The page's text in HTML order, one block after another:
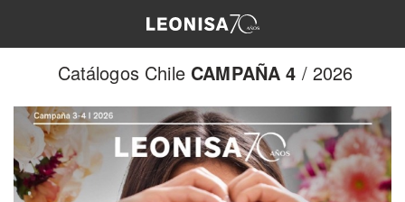
Catálogos Chile CAMPAÑA 4 / 2026